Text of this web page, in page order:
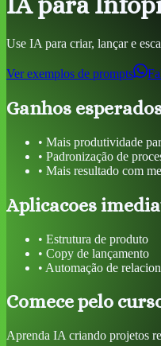
Use IA para criar, lançar e
Ver exemplos de prompts
Ganhos
• Mais produtividade
• Padronização de
• Mais resultado com
Aplicacoes
• Estrutura de produto
• Copy de lançamento
• Automação de
Comece pelo
Aprenda IA criando projetos